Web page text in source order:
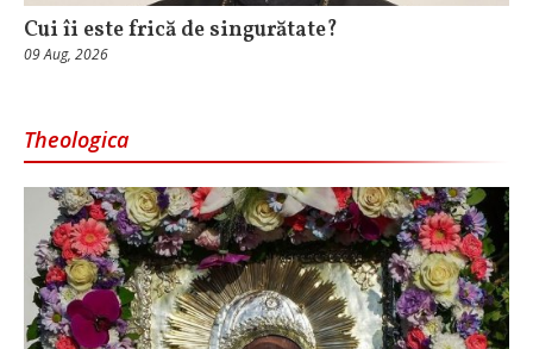
Cui îi este frică de singurătate?
09 Aug, 2026
Theologica